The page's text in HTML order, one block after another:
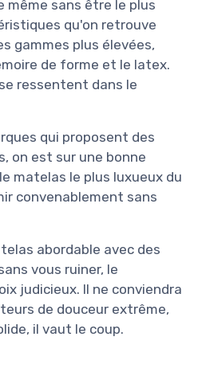
même sans être le plus
qu'on retrouve
gammes plus élevées,
de forme et le latex.
ressentent dans le
qui proposent des
on est sur une bonne
matelas le plus luxueux du
convenablement sans
abordable avec des
vous ruiner, le
judicieux. Il ne conviendra
de douceur extrême,
il vaut le coup.